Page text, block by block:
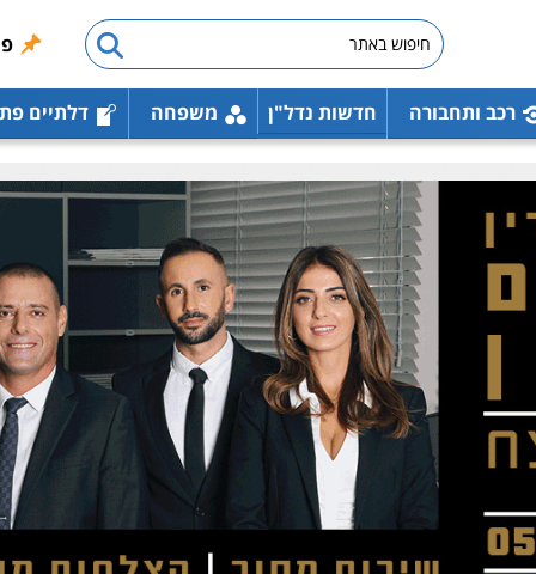
רכב ותחבורה חדשות נדל"ן משפחה דלתיים